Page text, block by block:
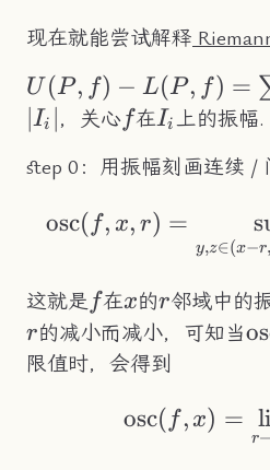
现在就能尝试解释
U(P,f)-
U (P, f) − L(P, f) =
Ii ，关心f
f在I_i
Ii上的振幅.
step 0：用振幅刻画连续 /
osc( f, x, r) =
y,z∈(x−r
这就是 ff在x
x的r
r邻域中的
r的减小而减小，可知当
限值时，会得到
osc( f, x) =
r